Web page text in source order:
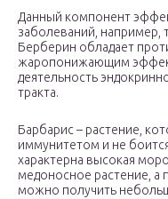
Данный компонент
заболеваний, например,
Берберин обладает
жаропонижающим
деятельность
тракта.
Барбарис – растение,
иммунитетом и не
характерна высокая
медоносное растение, а
можно получить